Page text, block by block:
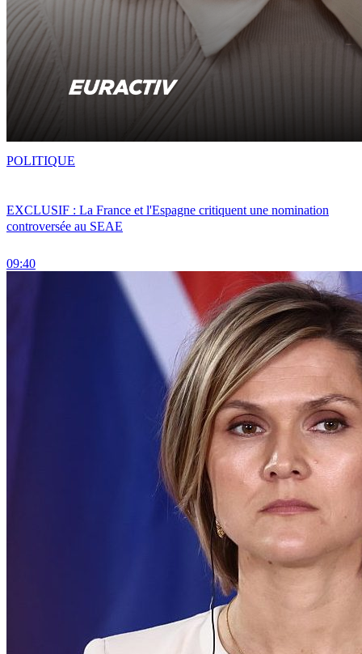
EXCLUSIF : La France et l'Espagne critiquent une nomination
controversée au SEAE
09:40
POLITIQUE